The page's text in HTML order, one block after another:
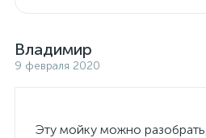
Владимир
9 февраля 2020
Эту мойку можно